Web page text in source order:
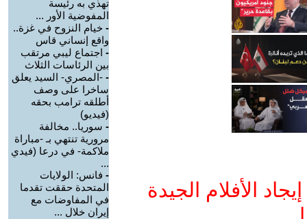
الأفلام الجيدة
تهذي به رئيسة
المفوضية الأور ...
- خيام النزوح في غزة..
واقع إنساني قاس
- اجتماع ليبي مرتقب
بين الرئاسات الثلاث
- -المصري- السيد يعلق
ساخرا على وصف
أطلقه ترامب بحقه
(فيديو)
- سوريا.. مخالفة
مرورية تنتهي بـ -مباراة
ملاكمة- في درعا (فيدي
...
- فانس: الولايات
المتحدة حققت تقدما
في المفاوضات مع
إيران خلال ...